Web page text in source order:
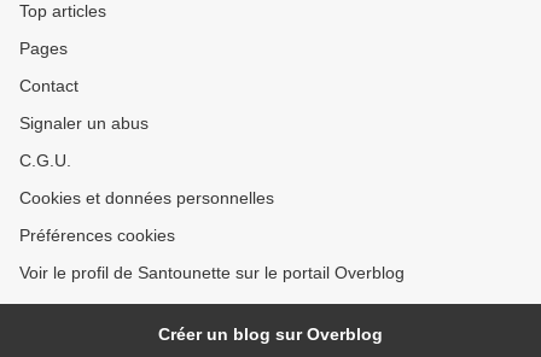
Top articles
Pages
Contact
Signaler un abus
C.G.U.
Cookies et données personnelles
Préférences cookies
Voir le profil de Santounette sur le portail Overblog
Créer un blog sur Overblog